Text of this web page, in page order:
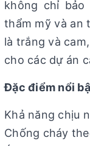
không chỉ
thẩm mỹ và an
là trắng và
cho các dự án
Đặc điểm nổi
Khả năng chịu
Chống cháy